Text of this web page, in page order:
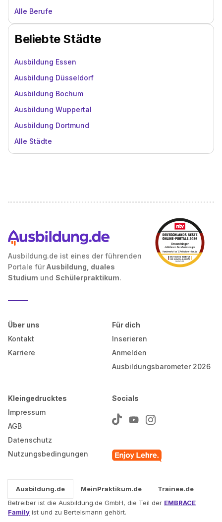
Alle Berufe
Beliebte Städte
Ausbildung Essen
Ausbildung Düsseldorf
Ausbildung Bochum
Ausbildung Wuppertal
Ausbildung Dortmund
Alle Städte
Ausbildung.de ist eines der führenden
Portale für Ausbildung, duales
Studium und Schülerpraktikum.
Über uns
Kontakt
Karriere
Für dich
Inserieren
Anmelden
Ausbildungsbarometer 2026
Kleingedrucktes
Impressum
AGB
Datenschutz
Nutzungsbedingungen
Socials
Ausbildung.de MeinPraktikum.de
Trainee.de
Betreiber ist die Ausbildung.de GmbH, die Teil der EMBRACE
Family ist und zu Bertelsmann gehört.